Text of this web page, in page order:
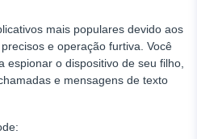
mais populares devido aos
e operação furtiva. Você
espionar o dispositivo de seu filho,
e mensagens de texto